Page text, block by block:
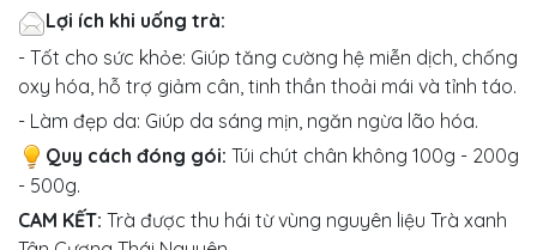
Lợi ích khi uống trà:
- Tốt cho sức khỏe: Giúp tăng cường hệ miễn dịch, chống
oxy hóa, hỗ trợ giảm cân, tinh thần thoải mái và tỉnh táo.
- Làm đẹp da: Giúp da sáng mịn, ngăn ngừa lão hóa.
Quy cách đóng gói: Túi chút chân không 100g - 200g
- 500g.
CAM KẾT: Trà được thu hái từ vùng nguyên liệu Trà xanh